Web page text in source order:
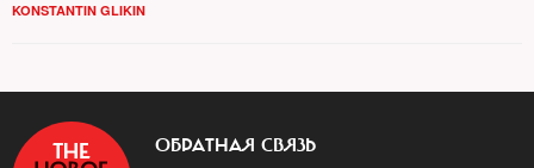
KONSTANTIN GLIKIN
ОБРАТНАЯ СВЯЗЬ